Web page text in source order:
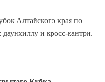
Алтайского края по
и кросс-кантри.